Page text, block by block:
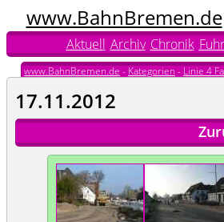
www.BahnBremen.de
Aktuell Archiv Chronik
www.BahnBremen.de - Kategorien - Linie 4
17.11.2012